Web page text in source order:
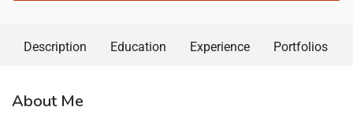
Description Education Experience Portfolios
About Me